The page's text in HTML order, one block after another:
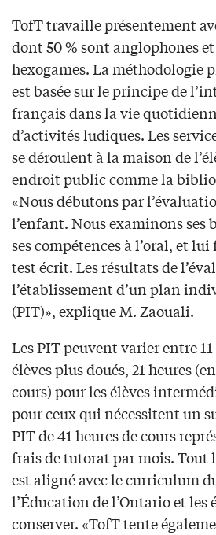
TofT travaille présentement
dont 50 % sont anglophones et
hexogames. La méthodologie
est basée sur le principe de
français dans la vie
d’activités ludiques. Les
se déroulent à la maison de
endroit public comme la
«Nous débutons par
l’enfant. Nous examinons
ses compétences à l’oral, et
test écrit. Les résultats de
l’établissement d’un plan
(PIT)», explique M. Zaouali.
Les PIT peuvent varier entre
élèves plus doués, 21 heures
cours) pour les élèves
pour ceux qui nécessitent un
PIT de 41 heures de cours
frais de tutorat par mois. Tout
est aligné avec le curriculum
l’Éducation de l’Ontario et les
conserver. «TofT tente